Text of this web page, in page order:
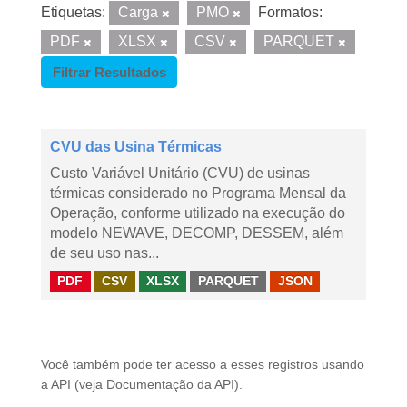
Etiquetas: Carga PMO
Formatos:
PDF
XLSX CSV
PARQUET
Filtrar Resultados
CVU das Usina Térmicas
Custo Variável Unitário (CVU) de usinas
térmicas considerado no Programa Mensal da
Operação, conforme utilizado na execução do
modelo NEWAVE, DECOMP, DESSEM, além
de seu uso nas...
PDF CSV XLSX PARQUET JSON
Você também pode ter acesso a esses registros usando
a API (veja Documentação da API ).